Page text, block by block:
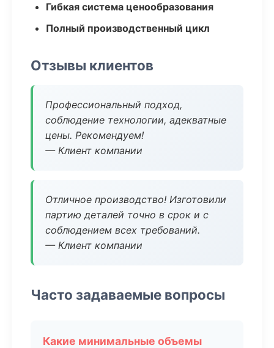
Гибкая система ценообразования
Полный производственный цикл
Отзывы клиентов
Профессиональный подход,
соблюдение технологии, адекватные
цены. Рекомендуем!
— Клиент компании
Отличное производство! Изготовили
партию деталей точно в срок и с
соблюдением всех требований.
— Клиент компании
Часто задаваемые вопросы
Какие минимальные объемы